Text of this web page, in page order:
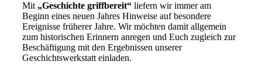
Mit „Geschichte griffbereit“liefern wir immer am
Beginn eines neuen Jahres Hinweise auf besondere
Ereignisse früherer Jahre. Wir möchten damit allgemein
zum historischen Erinnern anregen und Euch zugleich zur
Beschäftigung mit den Ergebnissen unserer
Geschichtswerkstatt einladen.